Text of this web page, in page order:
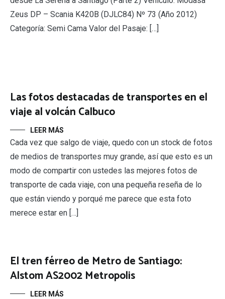
Zeus DP – Scania K420B (DJLC84) Nº 73 (Año 2012)
Categoría: Semi Cama Valor del Pasaje: […]
Las fotos destacadas de transportes en el
viaje al volcán Calbuco
LEER MÁS
Cada vez que salgo de viaje, quedo con un stock de fotos
de medios de transportes muy grande, así que esto es un
modo de compartir con ustedes las mejores fotos de
transporte de cada viaje, con una pequeña reseña de lo
que están viendo y porqué me parece que esta foto
merece estar en […]
El tren férreo de Metro de Santiago:
Alstom AS2002 Metropolis
LEER MÁS